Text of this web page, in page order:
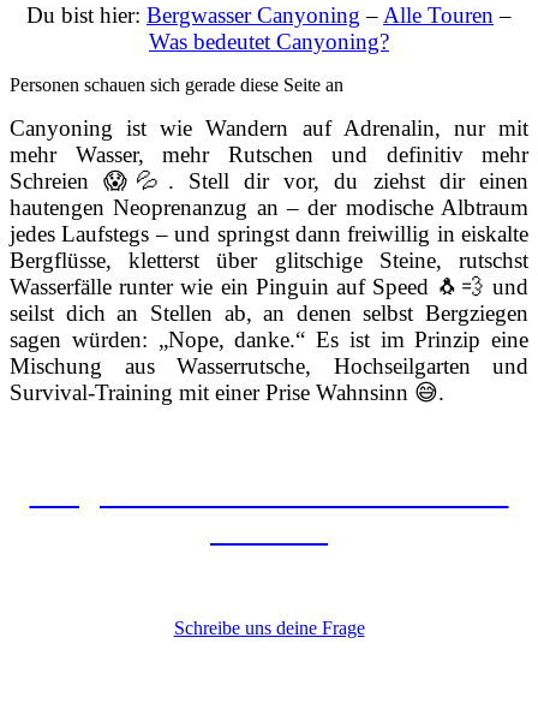
Du bist hier: Bergwasser Canyoning – Alle Touren –
Was bedeutet Canyoning?
Personen schauen sich gerade diese Seite an
Canyoning ist wie Wandern auf Adrenalin, nur mit
mehr Wasser, mehr Rutschen und definitiv mehr
Schreien 😱💦. Stell dir vor, du ziehst dir einen
hautengen Neoprenanzug an – der modische Albtraum
jedes Laufstegs – und springst dann freiwillig in eiskalte
Bergflüsse, kletterst über glitschige Steine, rutschst
Wasserfälle runter wie ein Pinguin auf Speed 🐧💨 und
seilst dich an Stellen ab, an denen selbst Bergziegen
sagen würden: „Nope, danke.“ Es ist im Prinzip eine
Mischung aus Wasserrutsche, Hochseilgarten und
Survival-Training mit einer Prise Wahnsinn 😅.
Schreibe uns deine Frage